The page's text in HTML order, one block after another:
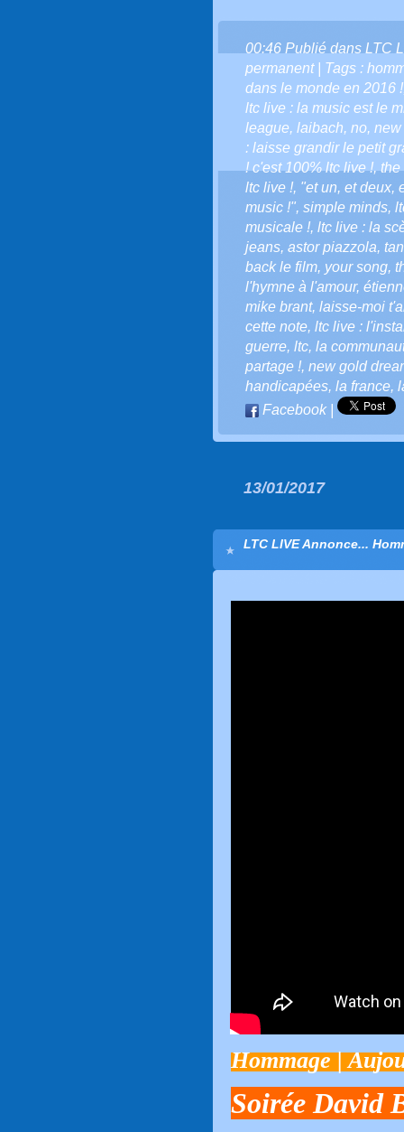
00:46 Publié dans LTC
permanent| Tags :
dans le monde en 2016 !
ltc live : la music est le
league, laibach, no, new
: laisse grandir le petit
! c'est 100% ltc live !,the
ltc live !, "et un, et deux,
music !", simple minds,
musicale !, ltc live : la
jeans, astor piazzola,
back le film, your song,
l'hymne à l'amour,
mike brant, laisse-moi
cette note, ltc live :
guerre, ltc, la
partage !, new gold
handicapées, la france,
Facebook|
13/01/2017
LTC LIVE Annonce...
Hommage |
Soirée David